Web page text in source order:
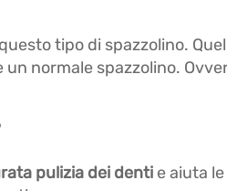
tipo di spazzolino.
normale spazzolino.
pulizia dei denti e aiuta